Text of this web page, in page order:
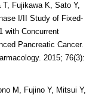
T, Fujikawa K, Sato Y,
I/II Study of Fixed-
with Concurrent
Pancreatic Cancer.
2015; 76(3):
M, Fujino Y, Mitsui Y,